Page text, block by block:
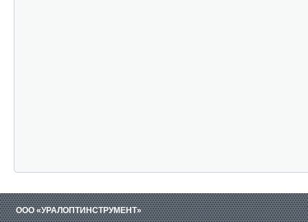
ООО «УРАЛОПТИНСТРУМЕНТ»